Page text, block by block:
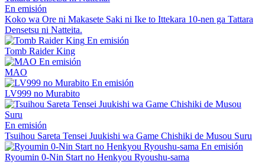
En emisión
Koko wa Ore ni Makasete Saki ni Ike to Ittekara 10-nen ga Tattara
Densetsu ni Natteita.
En emisión
Tomb Raider King
En emisión
MAO
En emisión
LV999 no Murabito
En emisión
Tsuihou Sareta Tensei Juukishi wa Game Chishiki de Musou Suru
En emisión
Ryoumin 0-Nin Start no Henkyou Ryoushu-sama